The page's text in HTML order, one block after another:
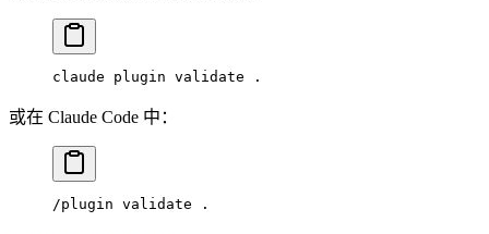
claude plugin validate .
或在 Claude Code 中：
/plugin validate .